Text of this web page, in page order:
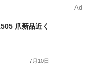
Ad
ニプロ ロータリーCX1505 爪新品近く
7月10日